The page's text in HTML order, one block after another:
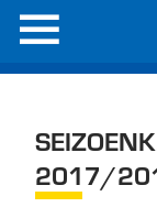
2017/